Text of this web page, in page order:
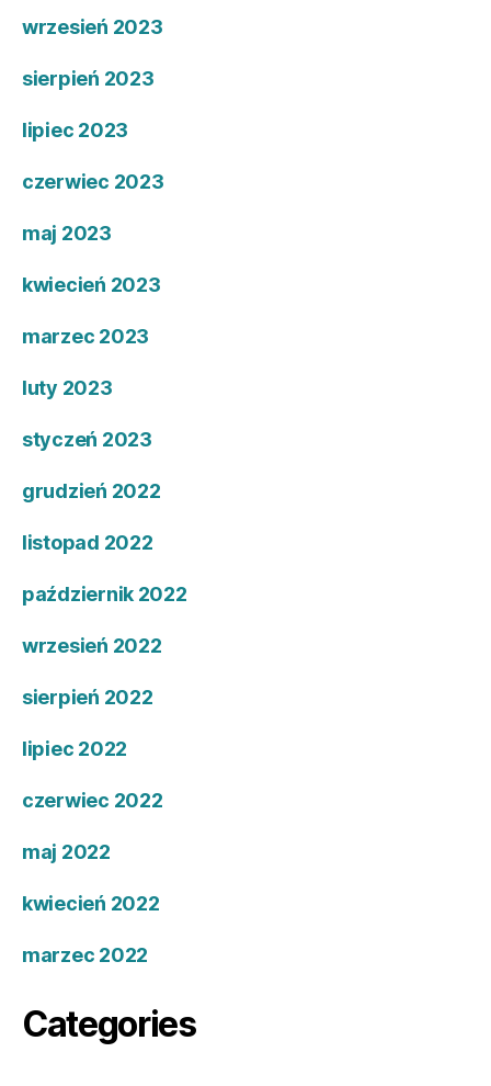
wrzesień 2023
sierpień 2023
lipiec 2023
czerwiec 2023
maj 2023
kwiecień 2023
marzec 2023
luty 2023
styczeń 2023
grudzień 2022
listopad 2022
październik 2022
wrzesień 2022
sierpień 2022
lipiec 2022
czerwiec 2022
maj 2022
kwiecień 2022
marzec 2022
Categories